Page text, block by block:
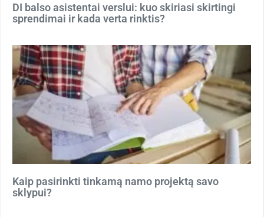
DI balso asistentai verslui: kuo skiriasi skirtingi
sprendimai ir kada verta rinktis?
Kaip pasirinkti tinkamą namo projektą savo
sklypui?